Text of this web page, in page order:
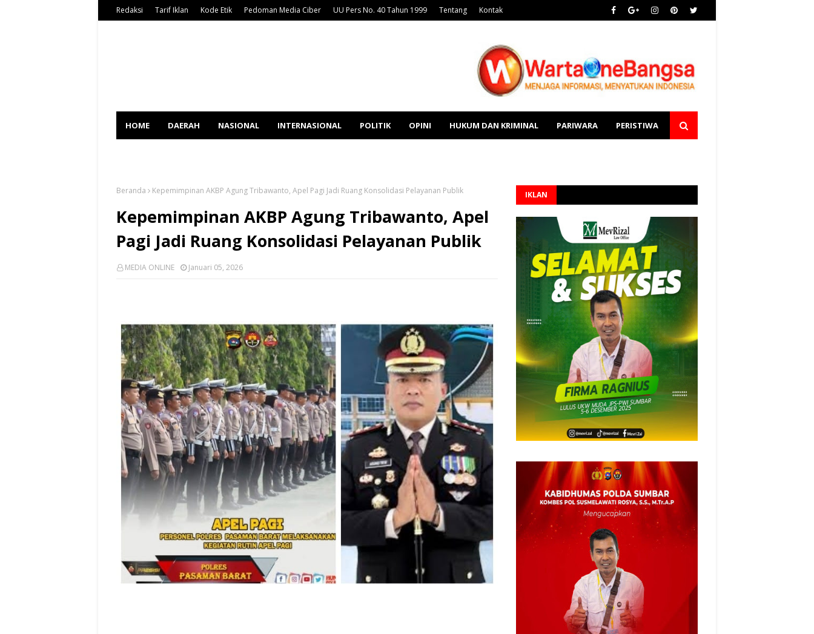
Redaksi Tarif Iklan Kode Etik Pedoman Media Ciber UU Pers No. 40 Tahun 1999 Tentang Kontak
HOME DAERAH NASIONAL INTERNASIONAL POLITIK OPINI HUKUM DAN KRIMINAL PARIWARA PERISTIWA
Beranda Kepemimpinan AKBP Agung Tribawanto, Apel Pagi Jadi Ruang Konsolidasi Pelayanan Publik
Kepemimpinan AKBP Agung Tribawanto, Apel
Pagi Jadi Ruang Konsolidasi Pelayanan Publik
MEDIA ONLINE Januari 05, 2026
IKLAN